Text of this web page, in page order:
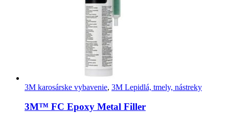
3M karosárske vybavenie, 3M Lepidlá, tmely, nástreky
3M™ FC Epoxy Metal Filler